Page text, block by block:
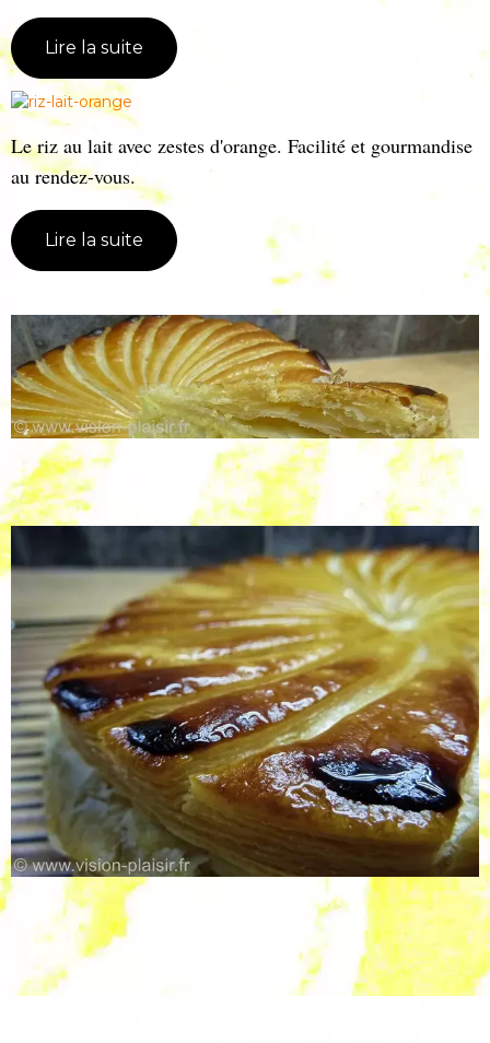
Lire la suite
Le riz au lait avec zestes d'orange. Facilité et gourmandise
au rendez-vous.
Lire la suite